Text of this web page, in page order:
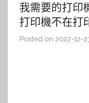
我需要的打印
打印機不在打
Posted on 2022-12-